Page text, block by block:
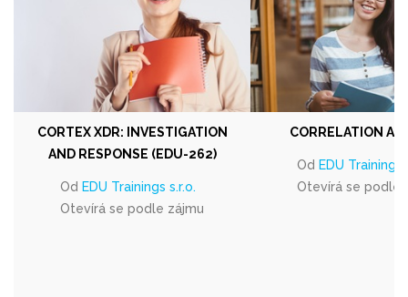
CORTEX XDR: INVESTIGATION
AND RESPONSE (EDU-262)
Od EDU Trainings s.r.o.
Otevírá se podle zájmu
CORRELATION
Od EDU Trainings
Otevírá se podle